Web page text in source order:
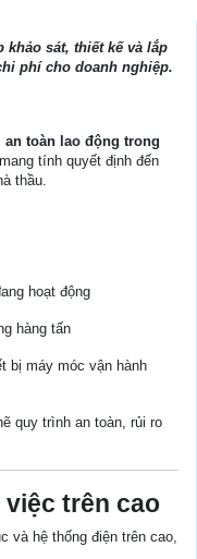
khảo sát, thiết kế và lắp
phí cho doanh nghiệp.
an toàn lao động trong
tính quyết định đến
thầu.
hoạt động
hàng tấn
bị máy móc vận hành
quy trình an toàn, rủi ro
việc trên cao
và hệ thống điện trên cao,